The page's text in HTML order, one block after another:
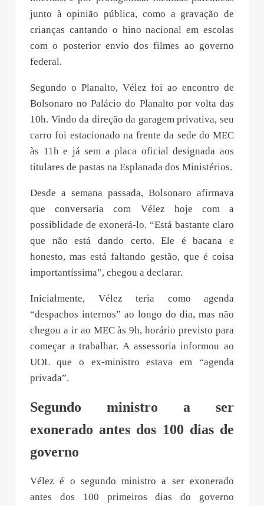
junto à opinião pública, como a gravação de
crianças cantando o hino nacional em escolas
com o posterior envio dos filmes ao governo
federal.
Segundo o Planalto, Vélez foi ao encontro de
Bolsonaro no Palácio do Planalto por volta das
10h. Vindo da direção da garagem privativa, seu
carro foi estacionado na frente da sede do MEC
às 11h e já sem a placa oficial designada aos
titulares de pastas na Esplanada dos Ministérios.
Desde a semana passada, Bolsonaro afirmava
que conversaria com Vélez hoje com a
possiblidade de exonerá-lo. “Está bastante claro
que não está dando certo. Ele é bacana e
honesto, mas está faltando gestão, que é coisa
importantíssima”, chegou a declarar.
Inicialmente, Vélez teria como agenda
“despachos internos” ao longo do dia, mas não
chegou a ir ao MEC às 9h, horário previsto para
começar a trabalhar. A assessoria informou ao
UOL que o ex-ministro estava em “agenda
privada”.
Segundo ministro a ser
exonerado antes dos 100 dias de
governo
Vélez é o segundo ministro a ser exonerado
antes dos 100 primeiros dias do governo